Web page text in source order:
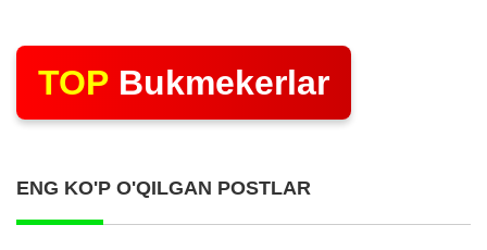
TOP Bukmekerlar
ENG KO'P O'QILGAN POSTLAR